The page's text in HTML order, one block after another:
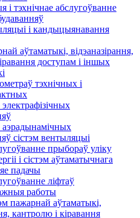
і тэхнічнае абслугоўванне
і кандыцыянавання
аўтаматыкі, відэаназірання,
доступам і іншых
тэхнічных і
аэрадынамічных
сістэм вентыляцыі
прыбораў уліку
і сістэм аўтаматычнага
падачы
ліфтаў
работы
пажарнай аўтаматыкі,
кантролю і кіравання